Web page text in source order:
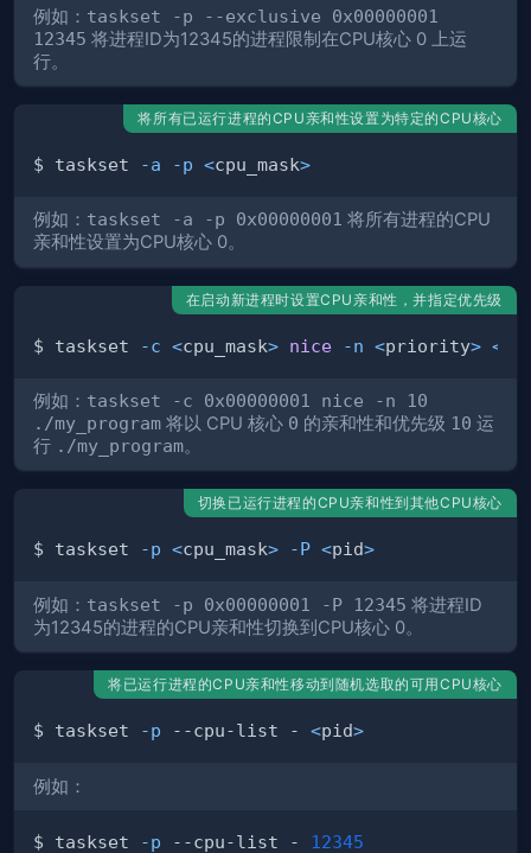
例如： taskset -p --exclusive 0x00000001
12345 将进程ID为12345的进程限制在CPU核心 0 上运
行。
将所有已运行进程的CPU亲和性设置为特定的CPU核心
$ taskset -a -p <cpu_mask>
例如： taskset -a -p 0x00000001 将所有进程的CPU
亲和性设置为CPU核心 0。
在启动新进程时设置CPU亲和性，并指定优先级
$ taskset -c <cpu_mask> nice -n <priority> <
例如： taskset -c 0x00000001 nice -n 10
./my_program 将以 CPU 核心 0 的亲和性和优先级 10 运
行 ./my_program。
切换已运行进程的CPU亲和性到其他CPU核心
$ taskset -p <cpu_mask> -P <pid>
例如： taskset -p 0x00000001 -P 12345 将进程ID
为12345的进程的CPU亲和性切换到CPU核心 0。
将已运行进程的CPU亲和性移动到随机选取的可用CPU核心
$ taskset -p --cpu-list - <pid>
例如：
$ taskset -p --cpu-list - 12345